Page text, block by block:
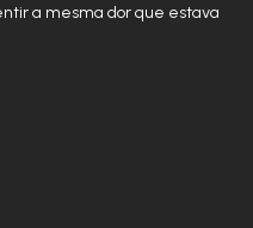
a mesma dor que estava